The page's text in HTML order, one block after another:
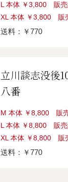
L 本体 ￥3,800 販売
XL 本体 ￥3,800 販
送料：￥770
立川談志没後
八番
M 本体 ￥8,800 販
L 本体 ￥8,800 販売
XL 本体 ￥8,800 販
送料：￥770